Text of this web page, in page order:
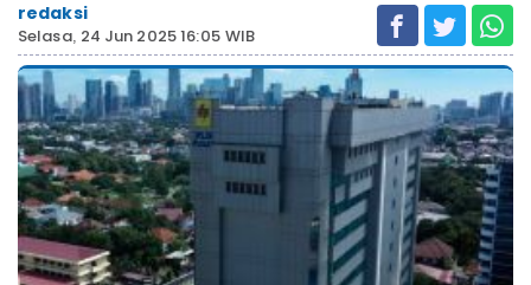
redaksi
Selasa, 24 Jun 2025 16:05 WIB